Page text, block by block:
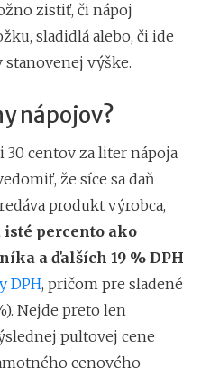
zistiť, či nápoj
sladidlá alebo, či ide
výške.
nápojov?
30 centov za liter nápoja
že síce sa daň
produkt výrobca,
percento ako
a ďalších 19 % DPH
DPH, pričom pre sladené
Nejde preto len
pultovej cene
cenového